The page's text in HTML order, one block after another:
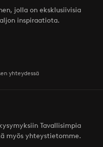
jolla on eksklusiivisia
inspiraatiota.
yhteydessä
Tavallisimpia
myös yhteystietomme.